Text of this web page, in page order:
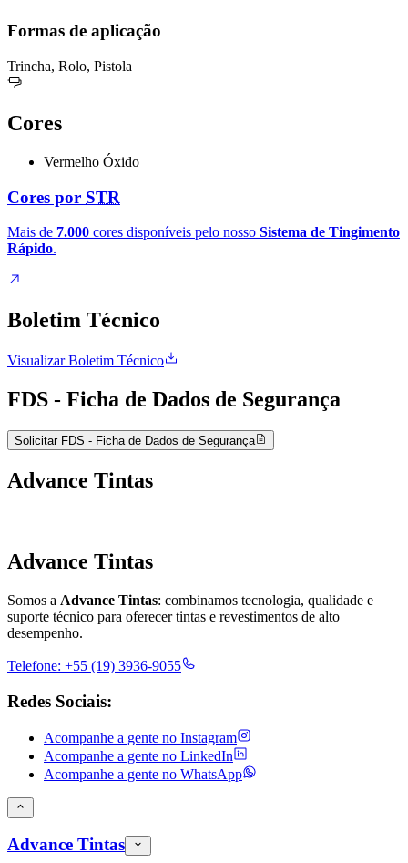
Formas de aplicação
Trincha, Rolo, Pistola
Cores
Vermelho Óxido
Cores por STR
Mais de 7.000 cores disponíveis pelo nosso Sistema de Tingimento
Rápido.
Boletim Técnico
Visualizar Boletim Técnico
FDS - Ficha de Dados de Segurança
Solicitar FDS - Ficha de Dados de Segurança
Advance Tintas
Advance Tintas
Somos a Advance Tintas: combinamos tecnologia, qualidade e
suporte técnico para oferecer tintas e revestimentos de alto
desempenho.
Telefone: +55 (19) 3936-9055
Redes Sociais:
Acompanhe a gente no Instagram
Acompanhe a gente no LinkedIn
Acompanhe a gente no WhatsApp
Advance Tintas